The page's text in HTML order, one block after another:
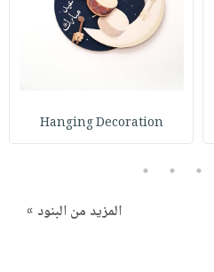
Hanging Decoration
3
4
5
المزيد من البنود »